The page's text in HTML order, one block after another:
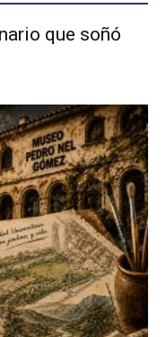
que soñó